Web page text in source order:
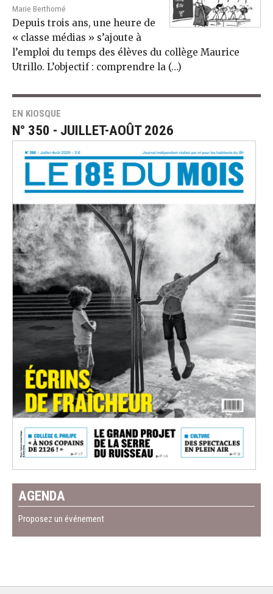
Marie Berthomé
Depuis trois ans, une heure de
« classe médias » s’ajoute à
l’emploi du temps des élèves du collège Maurice
Utrillo. L’objectif : comprendre la (…)
EN KIOSQUE
N° 350 - JUILLET-AOÛT 2026
AGENDA
Proposez un événement